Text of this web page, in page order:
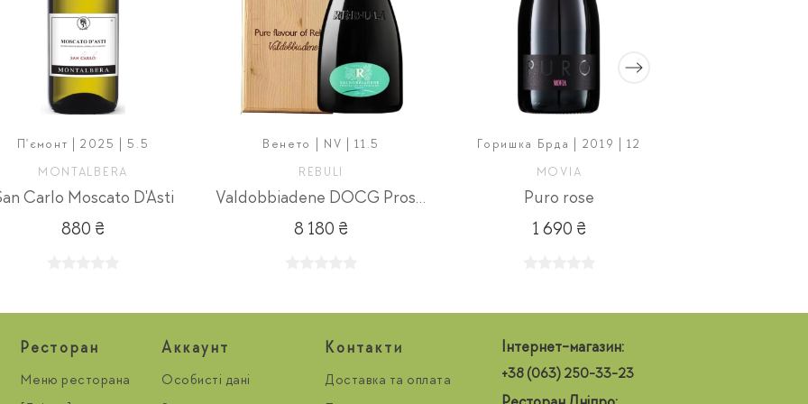
П'ємонт | 2025 | 5.5
MONTALBERA
Carlo Moscato D'Asti
880 ₴
Венето | NV | 11.5
REBULI
Valdobbiadene DOCG Prosecco Zerogrammi 3л
8 180 ₴
Горишка Брда | 2019 | 12
MOVIA
Puro rose
1 690 ₴
Ресторан
Меню ресторана
Aккаунт
Особисті дані
Контакти
Доставка та оплата
Інтернет-магазин:
+38 (063) 250-33-23